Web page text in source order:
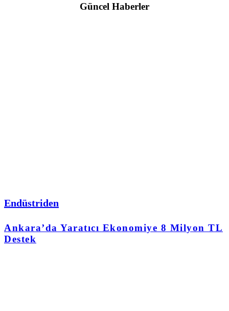
Güncel Haberler
Endüstriden
Ankara’da Yaratıcı Ekonomiye 8 Milyon TL
Destek